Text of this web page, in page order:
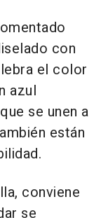
con
el color
azul
se unen a
están
conviene
se